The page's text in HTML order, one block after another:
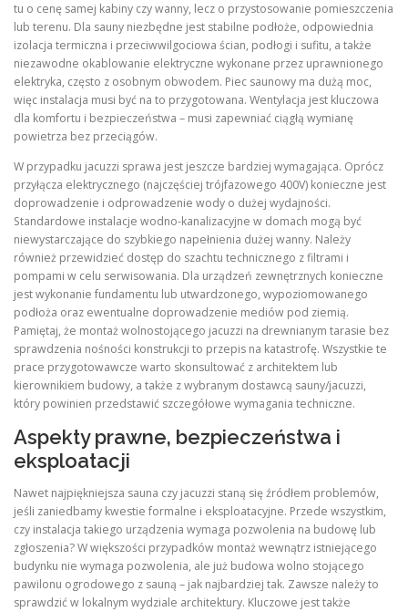
tu o cenę samej kabiny czy wanny, lecz o przystosowanie pomieszczenia
lub terenu. Dla sauny niezbędne jest stabilne podłoże, odpowiednia
izolacja termiczna i przeciwwilgociowa ścian, podłogi i sufitu, a także
niezawodne okablowanie elektryczne wykonane przez uprawnionego
elektryka, często z osobnym obwodem. Piec saunowy ma dużą moc,
więc instalacja musi być na to przygotowana. Wentylacja jest kluczowa
dla komfortu i bezpieczeństwa – musi zapewniać ciągłą wymianę
powietrza bez przeciągów.
W przypadku jacuzzi sprawa jest jeszcze bardziej wymagająca. Oprócz
przyłącza elektrycznego (najczęściej trójfazowego 400V) konieczne jest
doprowadzenie i odprowadzenie wody o dużej wydajności.
Standardowe instalacje wodno-kanalizacyjne w domach mogą być
niewystarczające do szybkiego napełnienia dużej wanny. Należy
również przewidzieć dostęp do szachtu technicznego z filtrami i
pompami w celu serwisowania. Dla urządzeń zewnętrznych konieczne
jest wykonanie fundamentu lub utwardzonego, wypoziomowanego
podłoża oraz ewentualne doprowadzenie mediów pod ziemią.
Pamiętaj, że montaż wolnostojącego jacuzzi na drewnianym tarasie bez
sprawdzenia nośności konstrukcji to przepis na katastrofę. Wszystkie te
prace przygotowawcze warto skonsultować z architektem lub
kierownikiem budowy, a także z wybranym dostawcą sauny/jacuzzi,
który powinien przedstawić szczegółowe wymagania techniczne.
Aspekty prawne, bezpieczeństwa i
eksploatacji
Nawet najpiękniejsza sauna czy jacuzzi staną się źródłem problemów,
jeśli zaniedbamy kwestie formalne i eksploatacyjne. Przede wszystkim,
czy instalacja takiego urządzenia wymaga pozwolenia na budowę lub
zgłoszenia? W większości przypadków montaż wewnątrz istniejącego
budynku nie wymaga pozwolenia, ale już budowa wolno stojącego
pawilonu ogrodowego z sauną – jak najbardziej tak. Zawsze należy to
sprawdzić w lokalnym wydziale architektury. Kluczowe jest także